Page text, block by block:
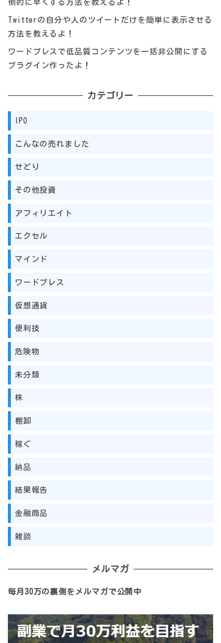
倒的に早くする方法を教えるよ！
Twitterの自分や人のツイートだけを簡単に表示させる
方法を教えるよ！
ワードプレスで低品質コンテンツを一括非公開にする
プラグイン作ったよ！
カテゴリー
IPO
こんなの売れました
せどり
その他投資
アフィリエイト
エクセル
マインド
ワードプレス
仮想通貨
便利技
危険物
未分類
株
棚卸
稼ぐ
納品
結果報告
金融商品
雑談
メルマガ
毎月30万の裏側をメルマガで公開中